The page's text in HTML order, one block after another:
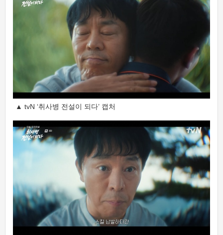
▲ tvN ‘취사병 전설이 되다’ 캡처